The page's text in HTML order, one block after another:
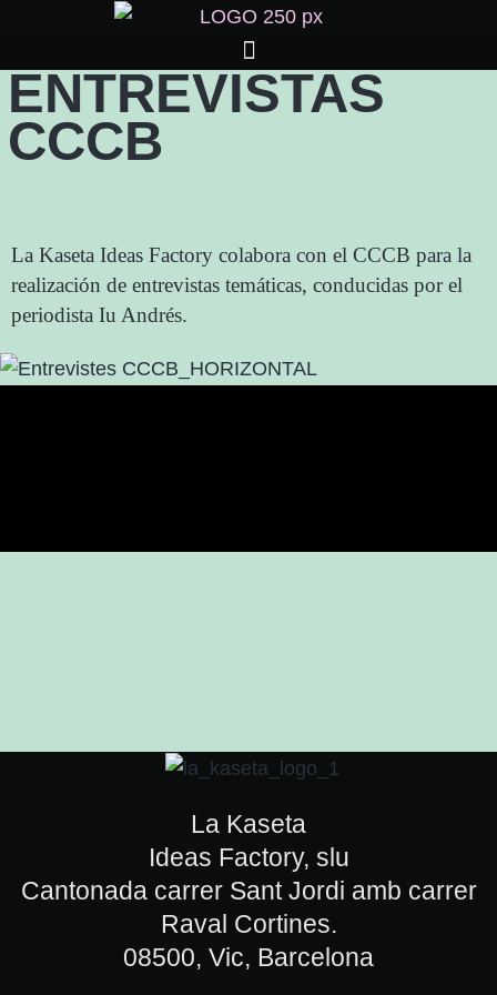
ENTREVISTAS
CCCB
La Kaseta Ideas Factory colabora con el CCCB para la
realización de entrevistas temáticas, conducidas por el
periodista Iu Andrés.
La Kaseta
Ideas Factory, slu
Cantonada carrer Sant Jordi amb carrer
Raval Cortines.
08500, Vic, Barcelona